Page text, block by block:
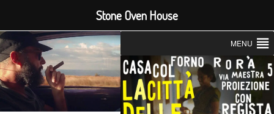
MENU
Stone Oven House